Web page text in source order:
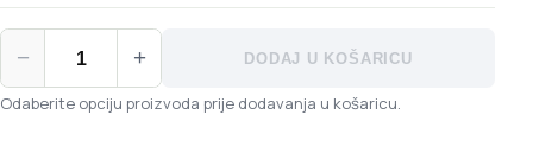
−
SRAM XX Eagle AXS E-Bike Transmission Groupset količina
+ DODAJ U KOŠARICU
Odaberite opciju proizvoda prije dodavanja u košaricu.